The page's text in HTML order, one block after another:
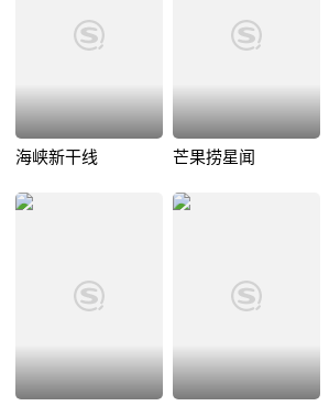
海峡新干线 芒果捞星闻